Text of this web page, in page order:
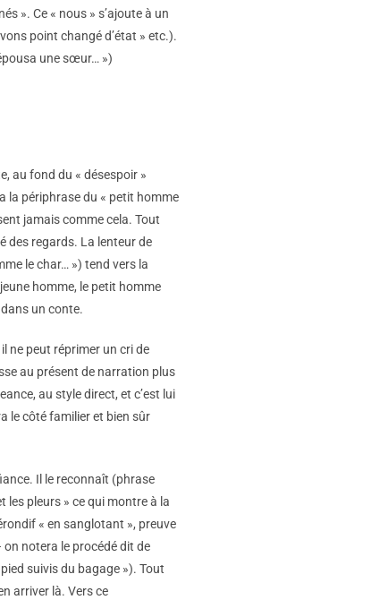
». Ce « nous » s’ajoute à un
point changé d’état » etc.).
une sœur… »)
au fond du « désespoir »
la périphrase du « petit homme
jamais comme cela. Tout
des regards. La lenteur de
le char… ») tend vers la
homme, le petit homme
un conte.
ne peut réprimer un cri de
au présent de narration plus
au style direct, et c’est lui
le côté familier et bien sûr
Il le reconnaît (phrase
les pleurs » ce qui montre à la
« en sanglotant », preuve
notera le procédé dit de
suivis du bagage »). Tout
arriver là. Vers ce